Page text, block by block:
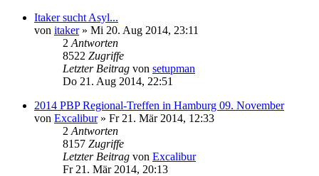
Itaker sucht Asyl...
von itaker» Mi 20. Aug 2014, 23:11
2 Antworten
8522 Zugriffe
Letzter Beitrag von setupman
Do 21. Aug 2014, 22:51
2014 PBP Regional-Treffen in Hamburg 09. November
von Excalibur» Fr 21. Mär 2014, 12:33
2 Antworten
8157 Zugriffe
Letzter Beitrag von Excalibur
Fr 21. Mär 2014, 20:13